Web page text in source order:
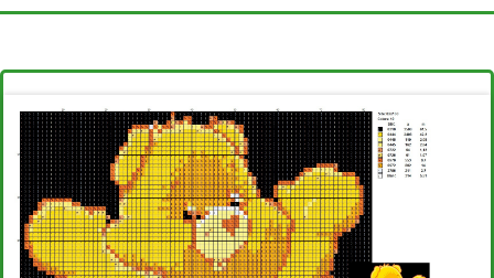
Ultimi schemi
Alfabeto
Bambini
Disney
Thun